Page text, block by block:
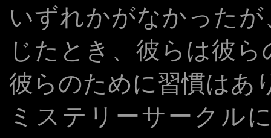
いずれかがなかった
じたとき、彼らは彼
彼らのために習慣はあ
ミステリーサークル